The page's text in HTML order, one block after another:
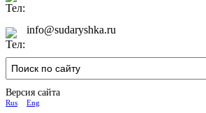
info@sudaryshka.ru
Версия сайта
Rus Eng